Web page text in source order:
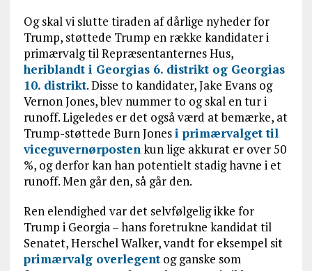
Og skal vi slutte tiraden af dårlige nyheder for
Trump, støttede Trump en række kandidater i
primærvalg til Repræsentanternes Hus,
heriblandt i Georgias 6. distrikt og Georgias
10. distrikt. Disse to kandidater, Jake Evans og
Vernon Jones, blev nummer to og skal en tur i
runoff. Ligeledes er det også værd at bemærke, at
Trump-støttede Burn Jonesi primærvalget til
viceguvernørpostenkun lige akkurat er over 50
%, og derfor kan han potentielt stadig havne i et
runoff. Men går den, så går den.
Ren elendighed var det selvfølgelig ikke for
Trump i Georgia – hans foretrukne kandidat til
Senatet, Herschel Walker, vandt for eksempel sit
primærvalg overlegentog ganske som